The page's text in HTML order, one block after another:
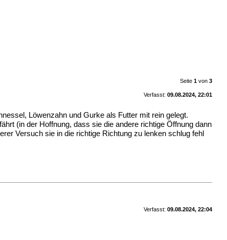
Seite 1von 3
Verfasst: 09.08.2024, 22:01
Löwenzahn und Gurke als Futter mit rein gelegt.
(in der Hoffnung, dass sie die andere richtige Öffnung dann
Versuch sie in die richtige Richtung zu lenken schlug fehl
Verfasst: 09.08.2024, 22:04